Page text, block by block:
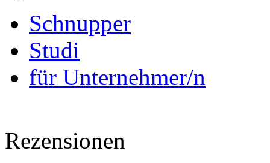
Schnupper
Studi
für Unternehmer/n
Rezensionen